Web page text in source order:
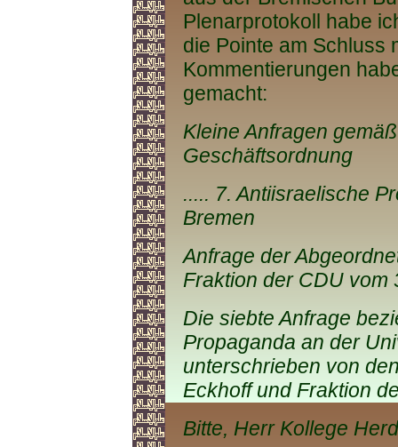
Plenarprotokoll habe
die Pointe am Schluss
Kommentierungen
gemacht:
Kleine Anfragen
Geschäftsordnung
..... 7. Antiisraelische
Bremen
Anfrage der
Fraktion der CDU vom
Die siebte Anfrage
Propaganda an der
unterschrieben von
Eckhoff und Fraktion
Bitte, Herr Kollege